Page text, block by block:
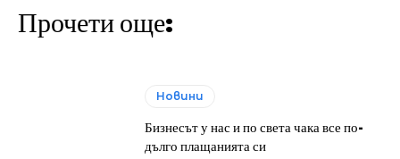
Прочети още:
Новини
Бизнесът у нас и по света чака все по-
дълго плащанията си